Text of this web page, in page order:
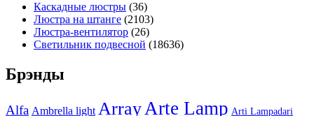
Каскадные люстры (36)
Люстра на штанге (2103)
Люстра-вентилятор (26)
Светильник подвесной (18636)
Брэнды
Alfa Ambrella light ArrayArte Lamp Arti Lampadari